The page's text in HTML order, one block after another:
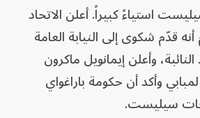
استياءً كبيراً. أعلن الاتحاد
قدّم شكوى إلى النيابة العامة
وأعلن إيمانويل ماكرون
وأكد أن حكومة باراغواي
سيليست.